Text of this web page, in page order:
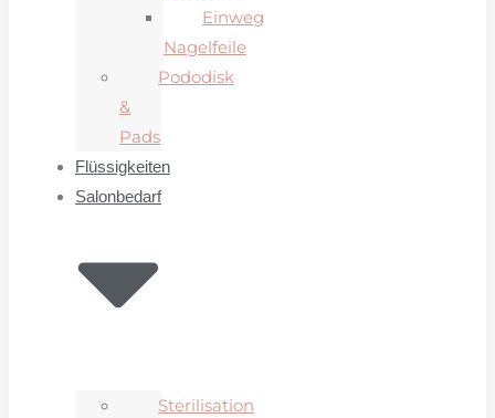
Einweg
Nagelfeile
Pododisk
&
Pads
Flüssigkeiten
Salonbedarf
Sterilisation